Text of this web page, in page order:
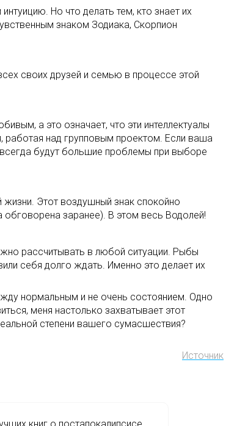
Но что делать тем, кто знает их
знаком Зодиака, Скорпион
своих друзей и семью в процессе этой
а это означает, что эти интеллектуалы
над групповым проектом. Если ваша
будут большие проблемы при выборе
Этот воздушный знак спокойно
обговорена заранее). В этом весь Водолей!
рассчитывать в любой ситуации. Рыбы
себя долго ждать. Именно это делает их
нормальным и не очень состоянием. Одно
меня настолько захватывает этот
степени вашего сумасшествия?
Источник